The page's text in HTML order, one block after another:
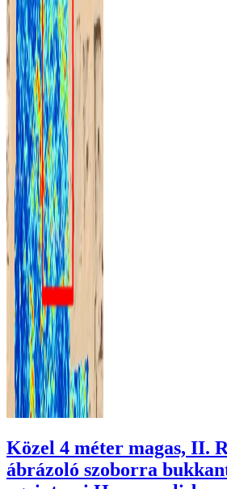
Közel 4 méter magas, II.
ábrázoló szoborra